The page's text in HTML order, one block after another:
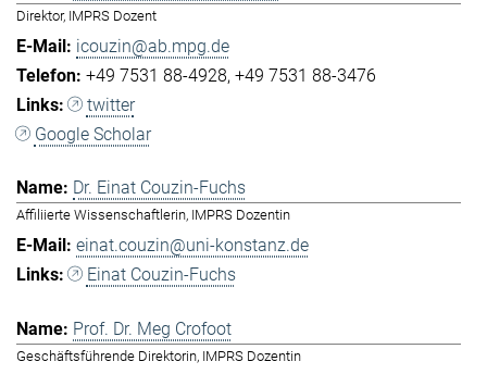
Direktor, IMPRS Dozent
icouzin@ab.mpg.de
+49 7531 88-4928 +49 7531 88-3476
twitter
Google Scholar
Dr. Einat Couzin-Fuchs
Affiliierte Wissenschaftlerin, IMPRS Dozentin
einat.couzin@uni-konstanz.de
Einat Couzin-Fuchs
Prof. Dr. Meg Crofoot
Geschäftsführende Direktorin, IMPRS Dozentin